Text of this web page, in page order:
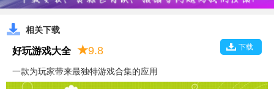
相关下载
下载
好玩游戏大全 ★9.8
一款为玩家带来最独特游戏合集的应用